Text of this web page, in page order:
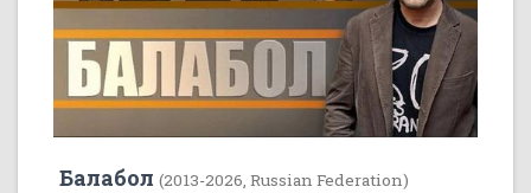
Балабол (2013-2026, Russian Federation)